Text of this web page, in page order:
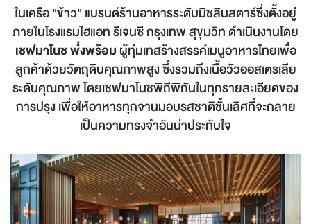
ในเครือ "ข้าว" แบรนด์ร้านอาหารระดับมิชลินสตาร์ซึ่งตั้งอยู่
ภายในโรงแรมไฮแอท รีเจนซี กรุงเทพ สุขุมวิท ดำเนินงานโดย
เชฟมาโนช พึ่งพร้อม ผู้ทุ่มเทสร้างสรรค์เมนูอาหารไทยเพื่อ
ลูกค้าด้วยวัตถุดิบคุณภาพสูง ซึ่งรวมถึงเนื้อวัวออสเตรเลีย
ระดับคุณภาพ โดยเชฟมาโนชพิถีพิถันในทุกรายละเอียดของ
การปรุง เพื่อให้อาหารทุกจานมอบรสชาติชั้นเลิศที่จะกลาย
เป็นความทรงจำอันน่าประทับใจ